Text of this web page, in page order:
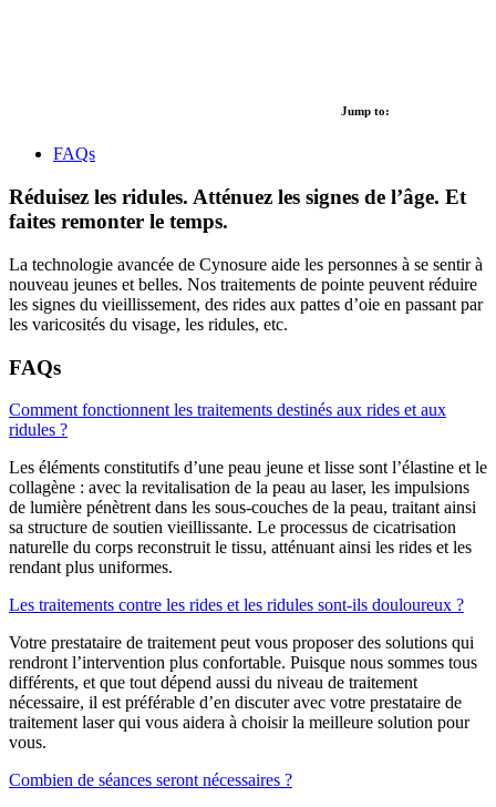
Jump to:
FAQs
Réduisez les ridules. Atténuez les signes de l’âge. Et
faites remonter le temps.
La technologie avancée de Cynosure aide les personnes à se sentir à
nouveau jeunes et belles. Nos traitements de pointe peuvent réduire
les signes du vieillissement, des rides aux pattes d’oie en passant par
les varicosités du visage, les ridules, etc.
FAQs
Comment fonctionnent les traitements destinés aux rides et aux
ridules ?
Les éléments constitutifs d’une peau jeune et lisse sont l’élastine et le
collagène : avec la revitalisation de la peau au laser, les impulsions
de lumière pénètrent dans les sous-couches de la peau, traitant ainsi
sa structure de soutien vieillissante. Le processus de cicatrisation
naturelle du corps reconstruit le tissu, atténuant ainsi les rides et les
rendant plus uniformes.
Les traitements contre les rides et les ridules sont-ils douloureux ?
Votre prestataire de traitement peut vous proposer des solutions qui
rendront l’intervention plus confortable. Puisque nous sommes tous
différents, et que tout dépend aussi du niveau de traitement
nécessaire, il est préférable d’en discuter avec votre prestataire de
traitement laser qui vous aidera à choisir la meilleure solution pour
vous.
Combien de séances seront nécessaires ?